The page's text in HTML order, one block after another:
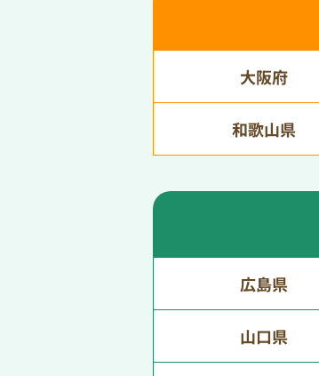
大阪府
和歌山県
広島県
山口県